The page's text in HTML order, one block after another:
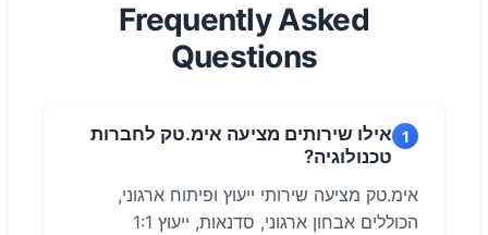
Frequently Asked
Questions
1 אילו שירותים מציעה אימ.טק לחברות
טכנולוגיה?
אימ.טק מציעה שירותי ייעוץ ופיתוח ארגוני,
הכוללים אבחון ארגוני, סדנאות, ייעוץ 1:1